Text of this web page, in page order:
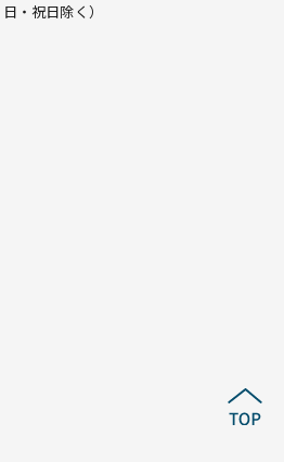
・祝日除く）